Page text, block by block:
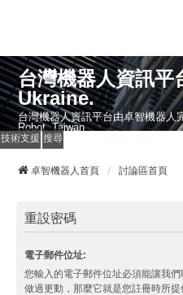
台灣機器人資訊
Ukraine.
台灣機器人資訊平台由卓智機器人
Robot, Taiwan
技術支援 搜尋
卓智機器人首頁 討論區首頁
重設密碼
電子郵件位址:
您輸入的電子郵件位址必須能讓我
做過更動，那麼它就是您註冊時所提